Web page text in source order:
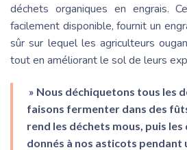
déchets organiques en engrais.
facilement disponible, fournit un
sûr sur lequel les agriculteurs
tout en améliorant le sol de leurs
» Nous déchiquetons tous les
faisons fermenter dans des
rend les déchets mous, puis
donnés à nos asticots pendant